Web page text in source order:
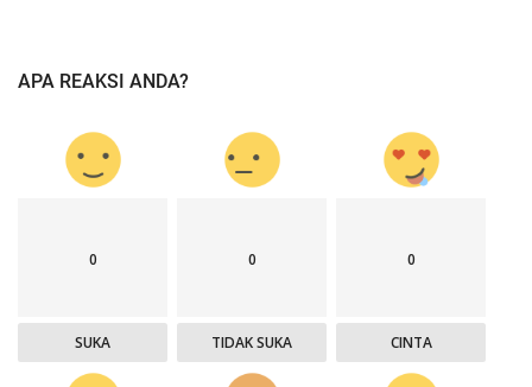
APA REAKSI ANDA?
0
SUKA
0
TIDAK SUKA
0
CINTA